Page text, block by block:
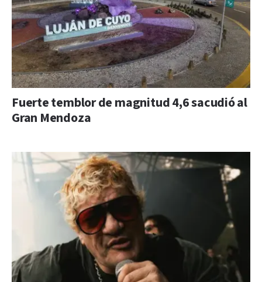
Fuerte temblor de magnitud 4,6 sacudió al
Gran Mendoza